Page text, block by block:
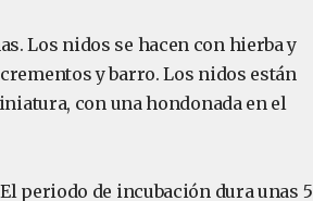
Los nidos se hacen con hierba y
y barro. Los nidos están
con una hondonada en el
periodo de incubación dura unas 5